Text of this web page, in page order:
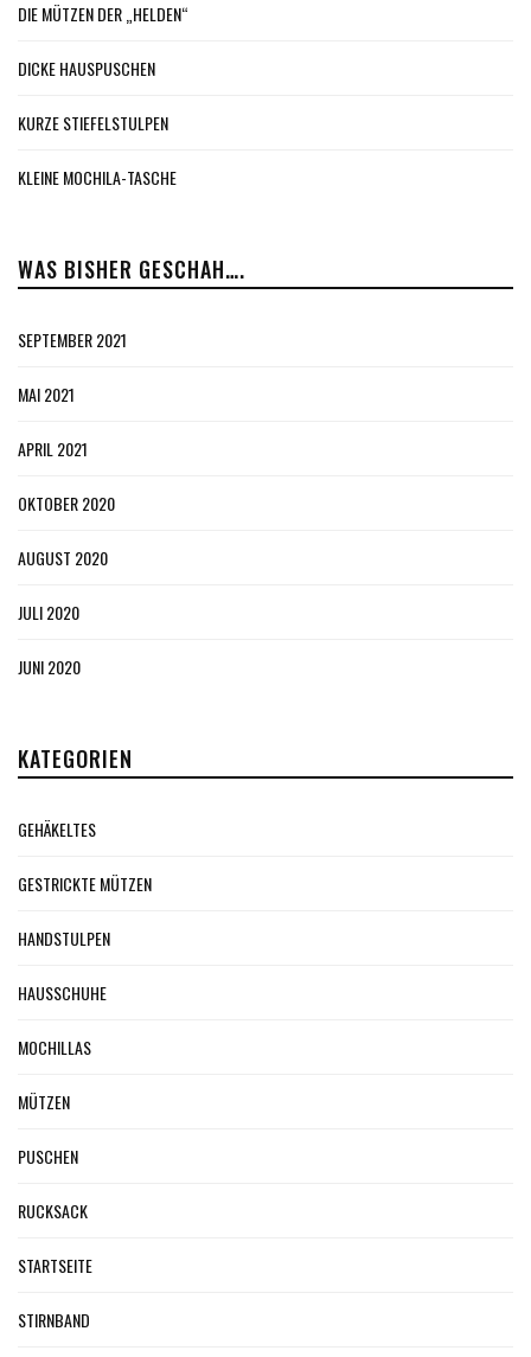
DIE MÜTZEN DER „HELDEN“
DICKE HAUSPUSCHEN
KURZE STIEFELSTULPEN
KLEINE MOCHILA-TASCHE
WAS BISHER GESCHAH….
SEPTEMBER 2021
MAI 2021
APRIL 2021
OKTOBER 2020
AUGUST 2020
JULI 2020
JUNI 2020
KATEGORIEN
GEHÄKELTES
GESTRICKTE MÜTZEN
HANDSTULPEN
HAUSSCHUHE
MOCHILLAS
MÜTZEN
PUSCHEN
RUCKSACK
STARTSEITE
STIRNBAND